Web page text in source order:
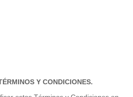
Y CONDICIONES.